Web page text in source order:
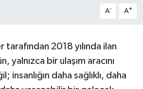
A- A+
tarafından 2018 yılında ilan
yalnızca bir ulaşım aracını
insanlığın daha sağlıklı, daha